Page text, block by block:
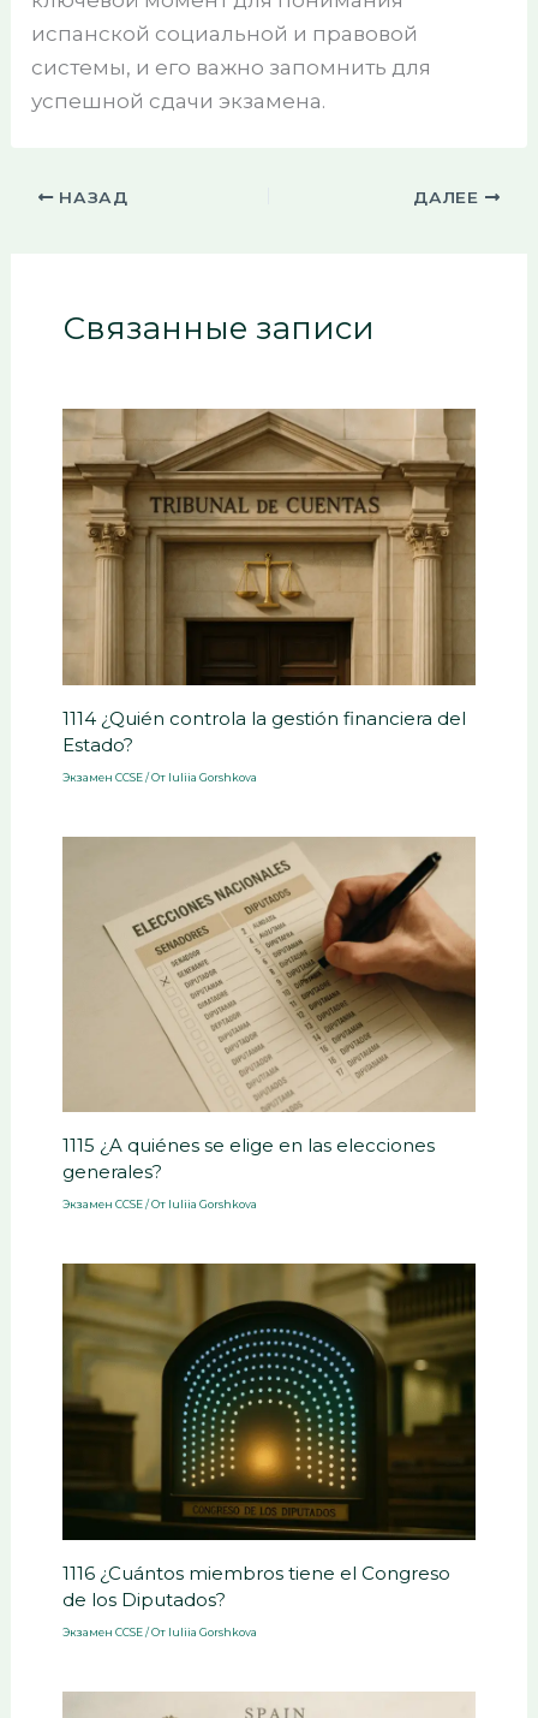
испанской социальной и правовой
системы, и его важно запомнить для
успешной сдачи экзамена.
НАЗАД ДАЛЕЕ
Связанные записи
1114 ¿Quién controla la gestión financiera del
Estado?
Экзамен CCSE/ От Iuliia Gorshkova
1115 ¿A quiénes se elige en las elecciones
generales?
Экзамен CCSE/ От Iuliia Gorshkova
1116 ¿Cuántos miembros tiene el Congreso
de los Diputados?
Экзамен CCSE/ От Iuliia Gorshkova